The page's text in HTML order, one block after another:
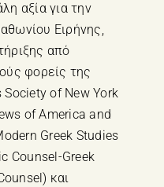
αξία για την
Ειρήνης,
από
φορείς της
of New York
of America and
Greek Studies
Counsel-Greek
και